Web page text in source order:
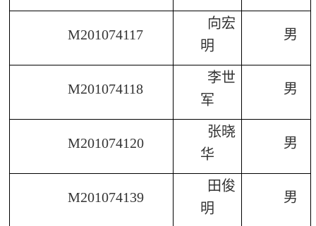
M201074117
向宏
明
男
M201074118
李世
军
男
M201074120
张晓
华
男
M201074139
田俊
明
男